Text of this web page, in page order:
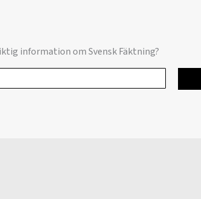
information om Svensk Fäktning?